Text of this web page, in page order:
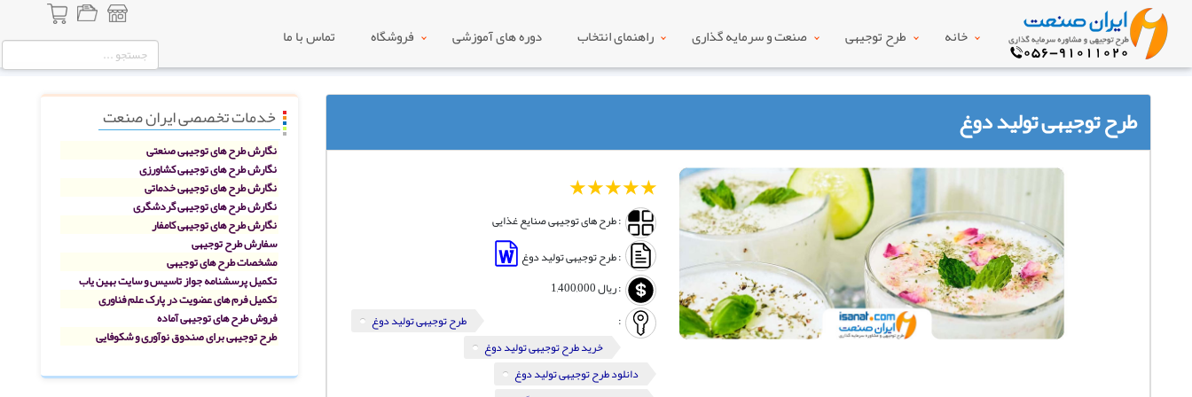
خانه طرح توجیهی صنعت و سرمایه گذاری راهنمای انتخاب دوره های آموزشی فروشگاه تماس با ما
خدمات تخصصی ایران صنعت
نگارش طرح های توجیهی صنعتی
نگارش طرح های توجیهی کشاورزی
نگارش طرح های توجیهی خدماتی
نگارش طرح های توجیهی گردشگری
نگارش طرح های توجیهی کامفار
سفارش طرح توجیهی
مشخصات طرح های توجیهی
تکمیل پرسشنامه جواز تاسیس و سایت بهین یاب
تکمیل فرم های عضویت در پارک علم فناوری
فروش طرح های توجیهی آماده
طرح توجیهی برای صندوق نوآوری و شکوفایی
طرح توجیهی تولید دوغ
5
4
3
2
: طرح های توجیهی صنایع غذایی
: طرح توجیهی تولید دوغ
:ریال1,400,000
:
طرح توجیهی تولید دوغ
خرید طرح توجیهی تولید دوغ
دانلود طرح توجیهی تولید دوغ